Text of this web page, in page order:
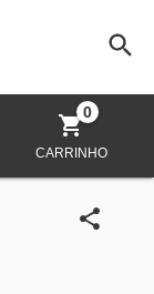
CARRINHO
0